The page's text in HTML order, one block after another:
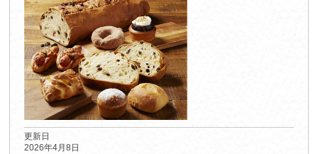
更新日
2026年4月8日